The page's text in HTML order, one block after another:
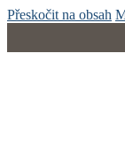
Přeskočit na obsah